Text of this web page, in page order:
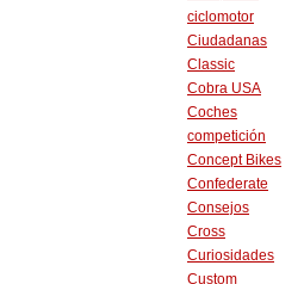
ciclomotor
Ciudadanas
Classic
Cobra USA
Coches
competición
Concept Bikes
Confederate
Consejos
Cross
Curiosidades
Custom